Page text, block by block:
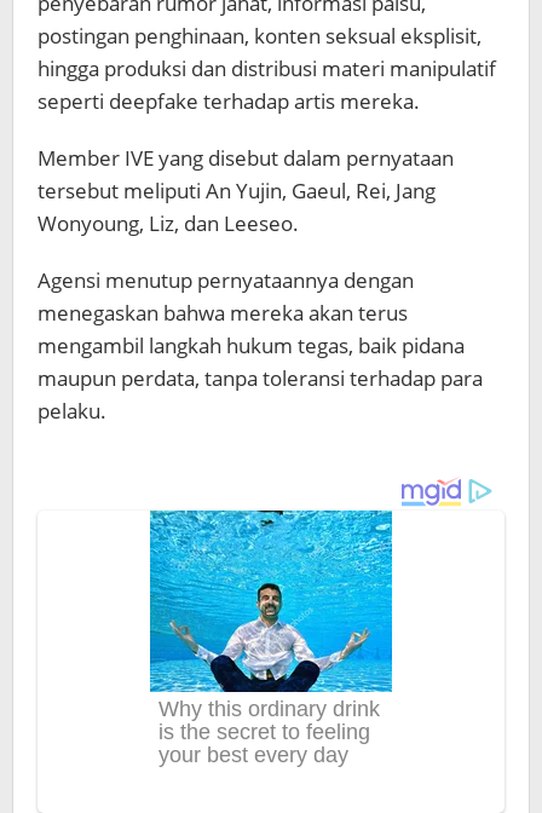
postingan penghinaan, konten seksual eksplisit,
hingga produksi dan distribusi materi manipulatif
seperti deepfake terhadap artis mereka.
Member IVE yang disebut dalam pernyataan
tersebut meliputi An Yujin, Gaeul, Rei, Jang
Wonyoung, Liz, dan Leeseo.
Agensi menutup pernyataannya dengan
menegaskan bahwa mereka akan terus
mengambil langkah hukum tegas, baik pidana
maupun perdata, tanpa toleransi terhadap para
pelaku.